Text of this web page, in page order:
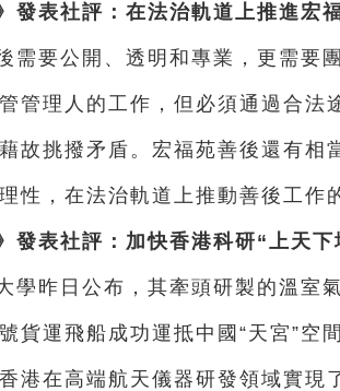
發表社評：在法治軌道上推進宏
需要公開、透明和專業，更需要
管理人的工作，但必須通過合法
故挑撥矛盾。宏福苑善後還有相
性，在法治軌道上推動善後工作
發表社評：加快香港科研“上天
學昨日公布，其牽頭研製的溫室
貨運飛船成功運抵中國“天宮”空
港在高端航天儀器研發領域實現